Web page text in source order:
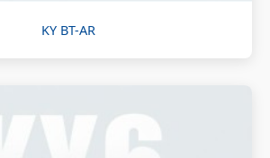
KY BT-AR